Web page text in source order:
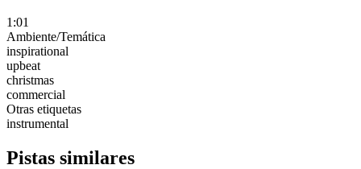
1:01
Ambiente/Temática
inspirational
upbeat
christmas
commercial
Otras etiquetas
instrumental
Pistas similares